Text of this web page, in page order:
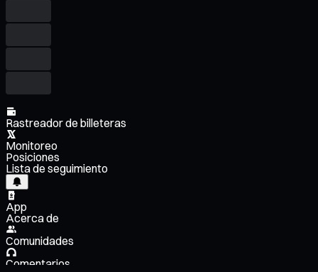
Rastreador de billeteras
Monitoreo
Posiciones
Lista de seguimiento
App
Acerca de
Comunidades
Comentarios